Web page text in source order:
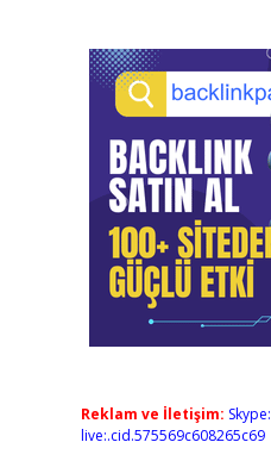
Reklam ve İletişim: Skype:
live:.cid.575569c608265c69